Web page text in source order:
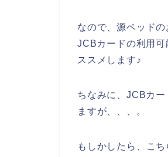
なので、源ベッド
JCBカードの利用
ススメします♪
ちなみに、JCBカ
ますが、、、。
もしかしたら、こ